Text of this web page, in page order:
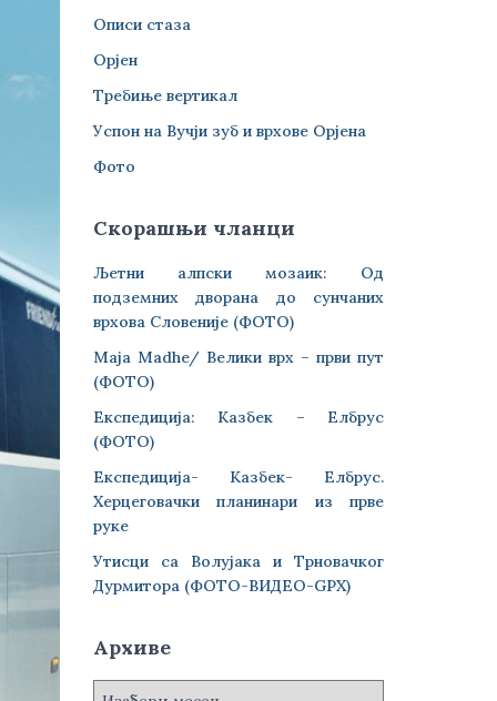
Описи стаза
Орјен
Требиње вертикал
Успон на Вучји зуб и врхове Орјена
Фото
Скорашњи чланци
Љетни алпски мозаик: Од
подземних дворана до сунчаних
врхова Словеније (ФОТО)
Maja Madhe/ Велики врх – први пут
(ФОТО)
Експедиција: Казбек – Елбрус
(ФОТО)
Експедиција- Казбек- Елбрус.
Херцеговачки планинари из прве
руке
Утисци са Волујака и Трновачког
Дурмитора (ФОТО-ВИДЕО-GPX)
Архиве